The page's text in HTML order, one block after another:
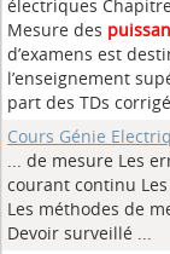
électriques
Mesure des
d’examens est
l’enseignement
part des TDs
Cours Génie
... de mesure Les
courant continu
Les méthodes de
Devoir surveillé ...